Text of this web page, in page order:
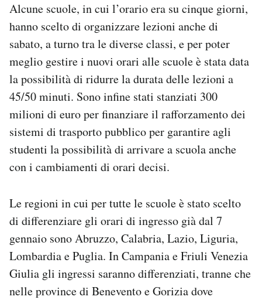
Alcune scuole, in cui l’orario era su cinque giorni,
hanno scelto di organizzare lezioni anche di
sabato, a turno tra le diverse classi, e per poter
meglio gestire i nuovi orari alle scuole è stata data
la possibilità di ridurre la durata delle lezioni a
45/50 minuti. Sono infine stati stanziati 300
milioni di euro per finanziare il rafforzamento dei
sistemi di trasporto pubblico per garantire agli
studenti la possibilità di arrivare a scuola anche
con i cambiamenti di orari decisi.
Le regioni in cui per tutte le scuole è stato scelto
di differenziare gli orari di ingresso già dal 7
gennaio sono Abruzzo, Calabria, Lazio, Liguria,
Lombardia e Puglia. In Campania e Friuli Venezia
Giulia gli ingressi saranno differenziati, tranne che
nelle province di Benevento e Gorizia dove